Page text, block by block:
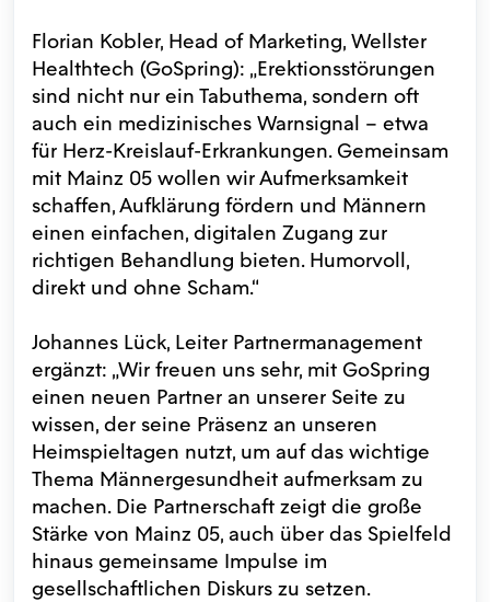
Florian Kobler, Head of Marketing, Wellster
Healthtech (GoSpring): „Erektionsstörungen
sind nicht nur ein Tabuthema, sondern oft
auch ein medizinisches Warnsignal – etwa
für Herz-Kreislauf-Erkrankungen. Gemeinsam
mit Mainz 05 wollen wir Aufmerksamkeit
schaffen, Aufklärung fördern und Männern
einen einfachen, digitalen Zugang zur
richtigen Behandlung bieten. Humorvoll,
direkt und ohne Scham.“
Johannes Lück, Leiter Partnermanagement
ergänzt: „Wir freuen uns sehr, mit GoSpring
einen neuen Partner an unserer Seite zu
wissen, der seine Präsenz an unseren
Heimspieltagen nutzt, um auf das wichtige
Thema Männergesundheit aufmerksam zu
machen. Die Partnerschaft zeigt die große
Stärke von Mainz 05, auch über das Spielfeld
hinaus gemeinsame Impulse im
gesellschaftlichen Diskurs zu setzen.